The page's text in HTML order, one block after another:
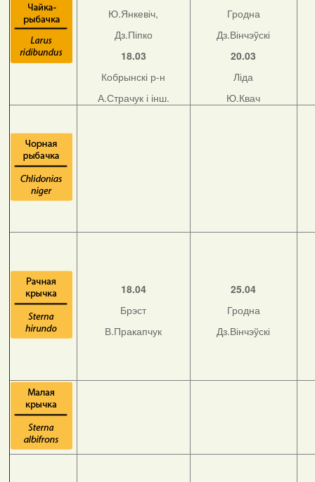
Ю.Янкевіч,
Дз.Піпко
18.03
Кобрынскі р-н
А.Страчук і інш.
Гродна
Дз.Вінчэўскі
20.03
Ліда
Ю.Квач
18.04
Брэст
В.Пракапчук
25.04
Гродна
Дз.Вінчэўскі